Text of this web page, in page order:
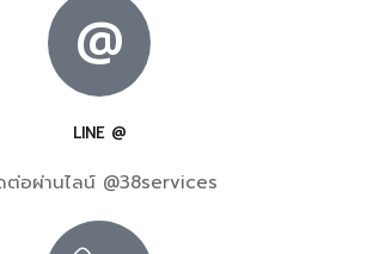
@
LINE @
อผ่านไลน์ @38services